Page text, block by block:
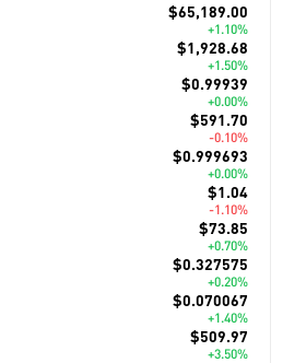
$65,189.00
+1.10%
$1,928.68
+1.50%
$0.99939
+0.00%
$591.70
-0.10%
$0.999693
+0.00%
$1.04
-1.10%
$73.85
+0.70%
$0.327575
+0.20%
$0.070067
+1.40%
$509.97
+3.50%